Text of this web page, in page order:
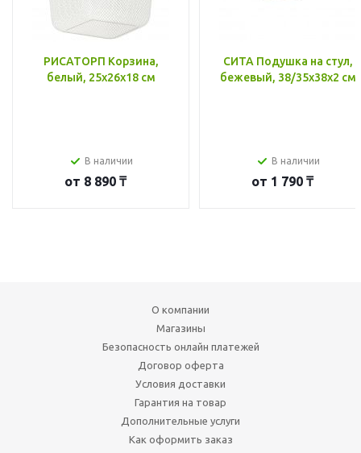
РИСАТОРП Корзина,
белый, 25x26x18 см
В наличии
от 8 890 ₸
СИТА Подушка на стул,
бежевый, 38/35x38x2 см
В наличии
от 1 790 ₸
О компании
Магазины
Безопасность онлайн платежей
Договор оферта
Условия доставки
Гарантия на товар
Дополнительные услуги
Как оформить заказ